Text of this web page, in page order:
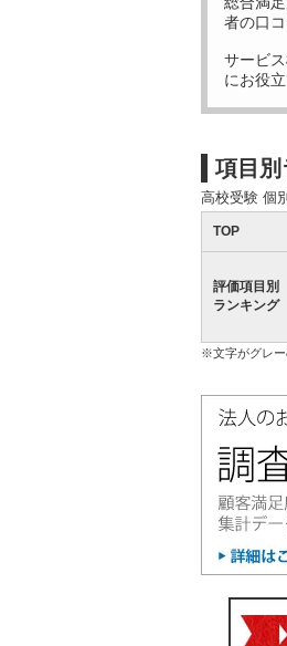
者の口
サービ
にお役立
項目別
高校受験 個
TOP
評価項目別
ランキング
※文字がグレー